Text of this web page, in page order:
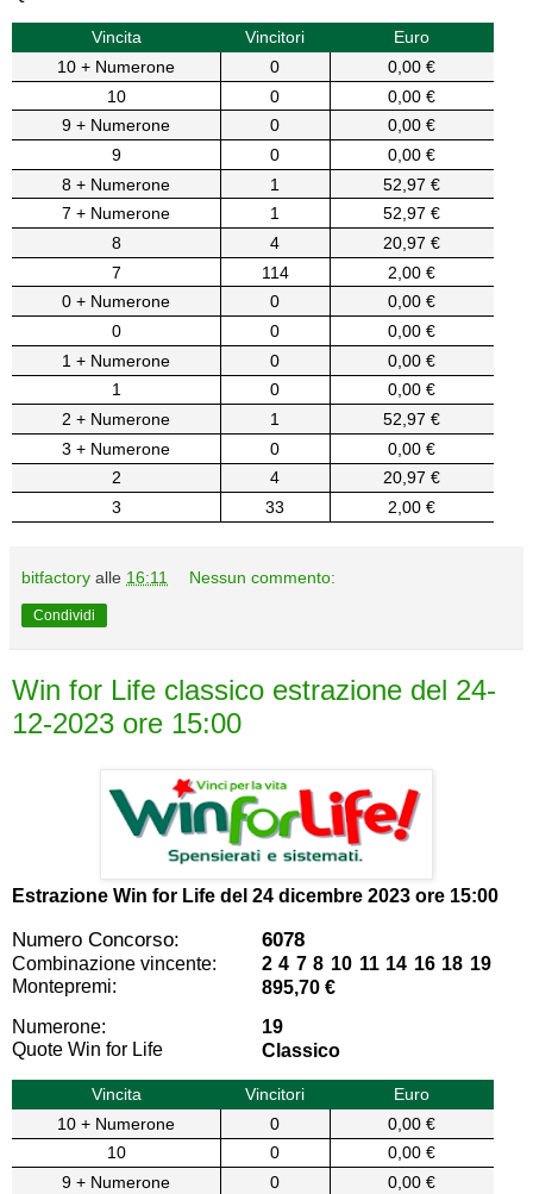
Vincita Vincitori
Euro
10 + Numerone
0
0,00 €
10
0
0,00 €
9 + Numerone
0
0,00 €
9
0
0,00 €
8 + Numerone
1
52,97 €
7 + Numerone
1
52,97 €
8
4
20,97 €
7
114
2,00 €
0 + Numerone
0
0,00 €
0
0
0,00 €
1 + Numerone
0
0,00 €
1
0
0,00 €
2 + Numerone
1
52,97 €
3 + Numerone
0
0,00 €
2
4
20,97 €
3
33 2,00 €
bitfactory alle 16:11 Nessun commento:
Condividi
Win for Life classico estrazione del 24-
12-2023 ore 15:00
Estrazione Win for Life del 24 dicembre 2023 ore 15:00
Numero Concorso: 6078
Combinazione vincente:
2 4 7 8 10 11 14 16 18 19
Montepremi:
895,70 €
Numerone:
19
Quote Win for Life
Classico
Vincita Vincitori
Euro
10 + Numerone
0
0,00 €
10
0
0,00 €
9 + Numerone
0
0,00 €